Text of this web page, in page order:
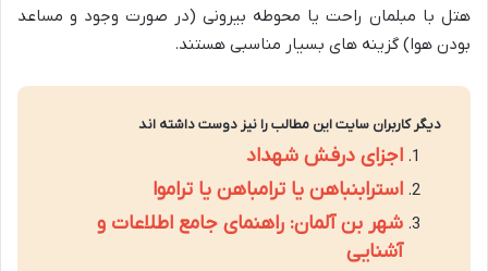
هتل با مبلمان راحت یا محوطه بیرونی (در صورت وجود و مساعد
بودن هوا) گزینه های بسیار مناسبی هستند.
دیگر کاربران سایت این مطالب را نیز دوست داشته اند
اجزای درفش شهداد
استرابنباهن یا ترامباهن یا تراموا
شهر بن آلمان: راهنمای جامع اطلاعات و
آشنایی